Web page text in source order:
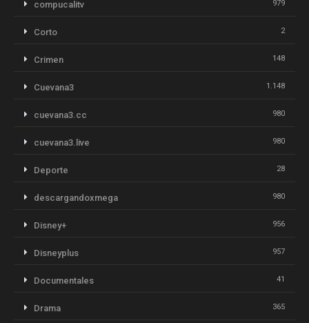
compucalitv 979
Corto 2
Crimen 148
Cuevana3 1.148
cuevana3.cc 980
cuevana3.live 980
Deporte 28
descargandoxmega 980
Disney+ 956
Disneyplus 957
Documentales 41
Drama 365